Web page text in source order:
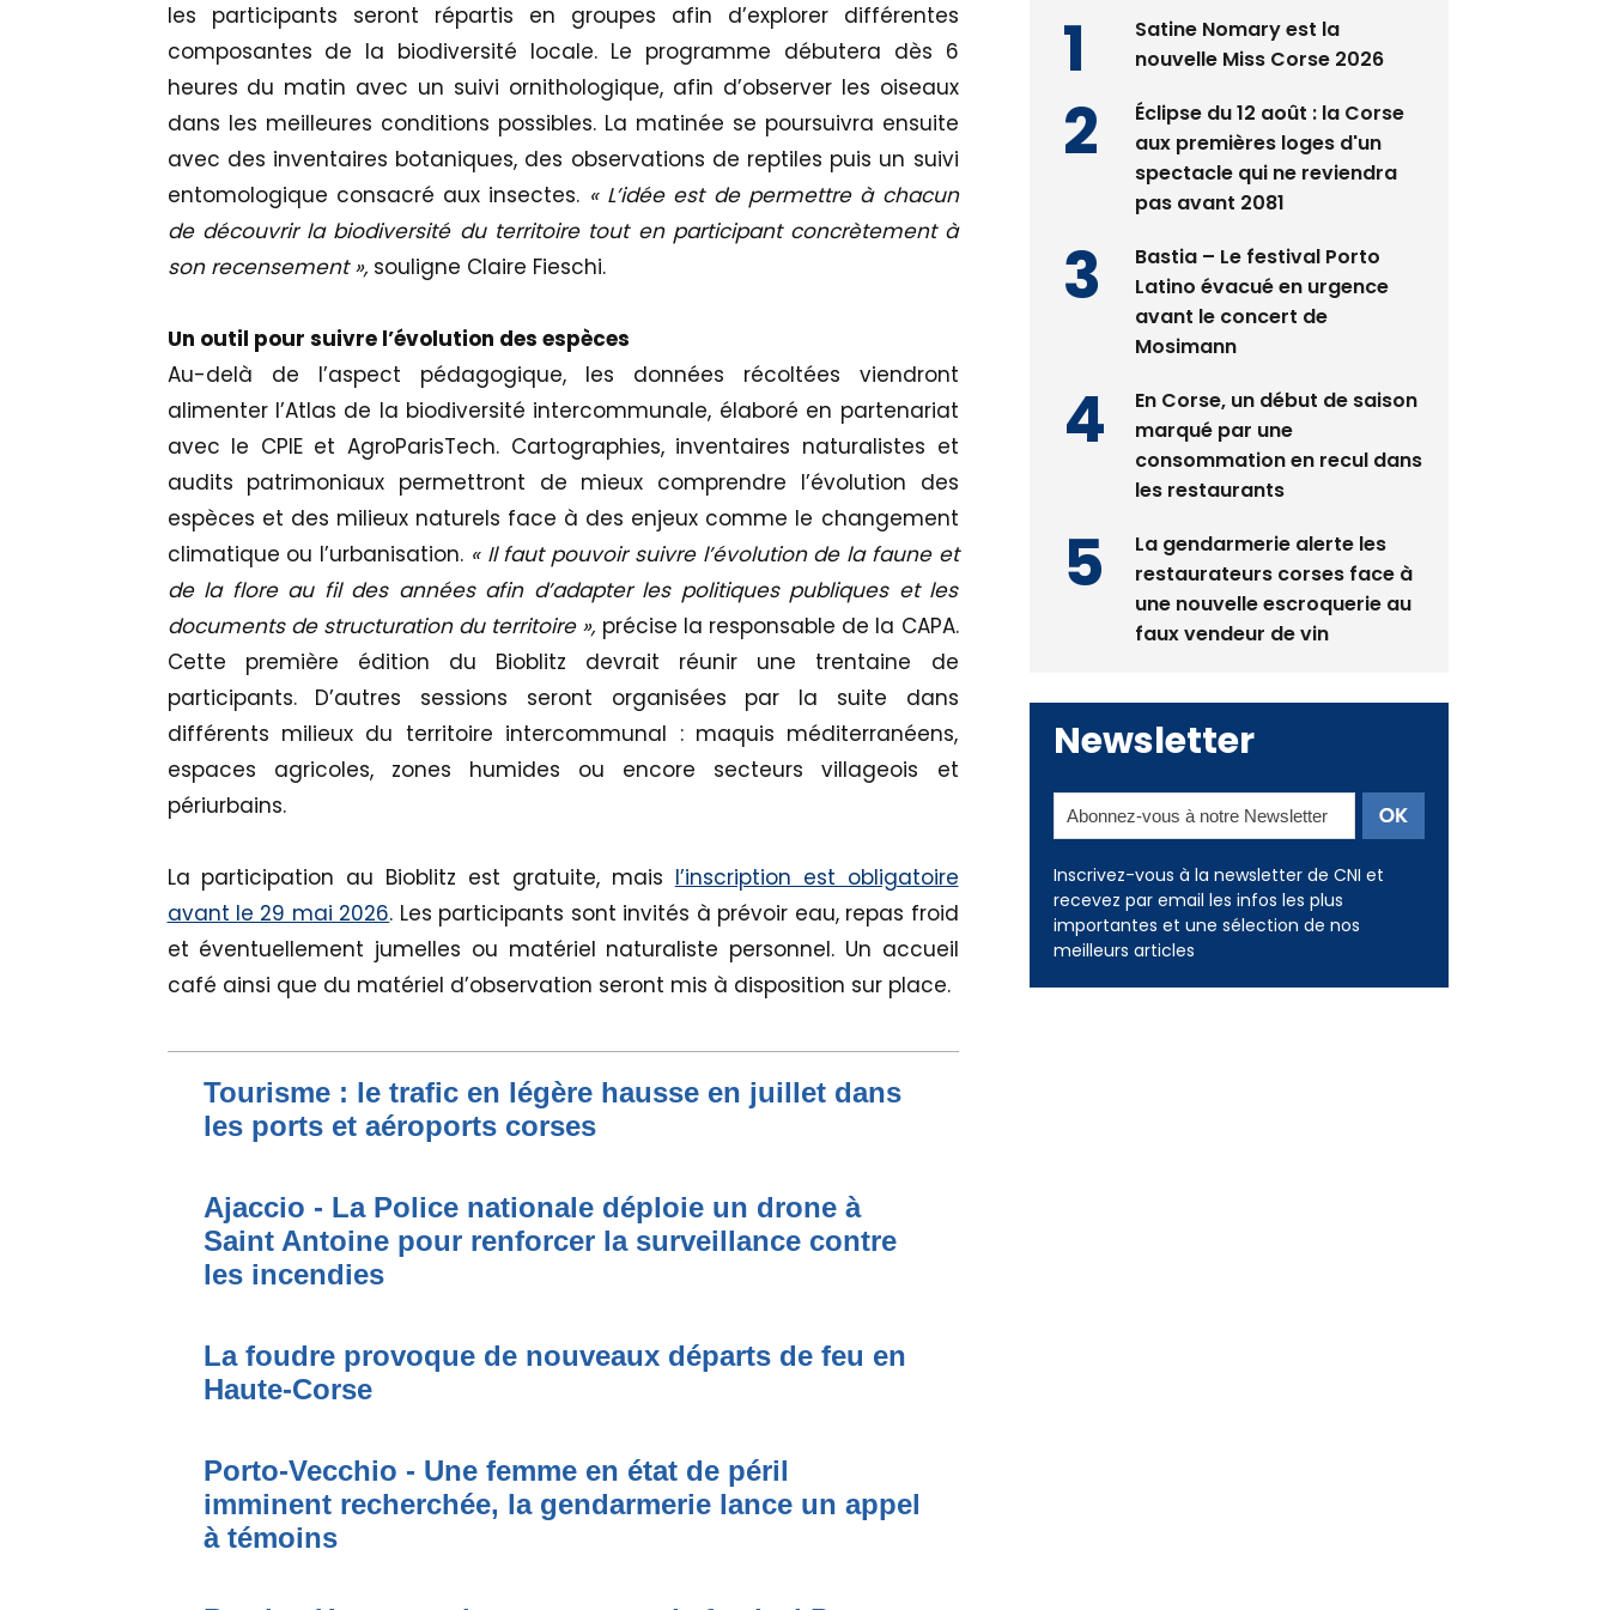
les participants seront répartis en groupes afin d’explorer différentes
composantes de la biodiversité locale. Le programme débutera dès 6
heures du matin avec un suivi ornithologique, afin d’observer les oiseaux
dans les meilleures conditions possibles. La matinée se poursuivra ensuite
avec des inventaires botaniques, des observations de reptiles puis un suivi
entomologique consacré aux insectes. « L’idée est de permettre à chacun
de découvrir la biodiversité du territoire tout en participant concrètement à
son recensement »,souligne Claire Fieschi.
Un outil pour suivre l’évolution des espèces
Au-delà de l’aspect pédagogique, les données récoltées viendront
alimenter l’Atlas de la biodiversité intercommunale, élaboré en partenariat
avec le CPIE et AgroParisTech. Cartographies, inventaires naturalistes et
audits patrimoniaux permettront de mieux comprendre l’évolution des
espèces et des milieux naturels face à des enjeux comme le changement
climatique ou l’urbanisation. « Il faut pouvoir suivre l’évolution de la faune et
de la flore au fil des années afin d’adapter les politiques publiques et les
documents de structuration du territoire », précise la responsable de la CAPA.
Cette première édition du Bioblitz devrait réunir une trentaine de
participants. D’autres sessions seront organisées par la suite dans
différents milieux du territoire intercommunal : maquis méditerranéens,
espaces agricoles, zones humides ou encore secteurs villageois et
périurbains.
La participation au Bioblitz est gratuite, mais l’inscription est obligatoire
avant le 29 mai 2026. Les participants sont invités à prévoir eau, repas froid
et éventuellement jumelles ou matériel naturaliste personnel. Un accueil
café ainsi que du matériel d’observation seront mis à disposition sur place.
Tourisme : le trafic en légère hausse en juillet dans
les ports et aéroports corses
Ajaccio - La Police nationale déploie un drone à
Saint Antoine pour renforcer la surveillance contre
les incendies
La foudre provoque de nouveaux départs de feu en
Haute-Corse
Porto-Vecchio - Une femme en état de péril
imminent recherchée, la gendarmerie lance un appel
à témoins
Satine Nomary est la
nouvelle Miss Corse 2026
Éclipse du 12 août : la Corse
aux premières loges d'un
spectacle qui ne reviendra
pas avant 2081
Bastia – Le festival Porto
Latino évacué en urgence
avant le concert de
Mosimann
En Corse, un début de saison
marqué par une
consommation en recul dans
les restaurants
La gendarmerie alerte les
restaurateurs corses face à
une nouvelle escroquerie au
faux vendeur de vin
Newsletter
Inscrivez-vous à la newsletter de CNI et
recevez par email les infos les plus
importantes et une sélection de nos
meilleurs articles